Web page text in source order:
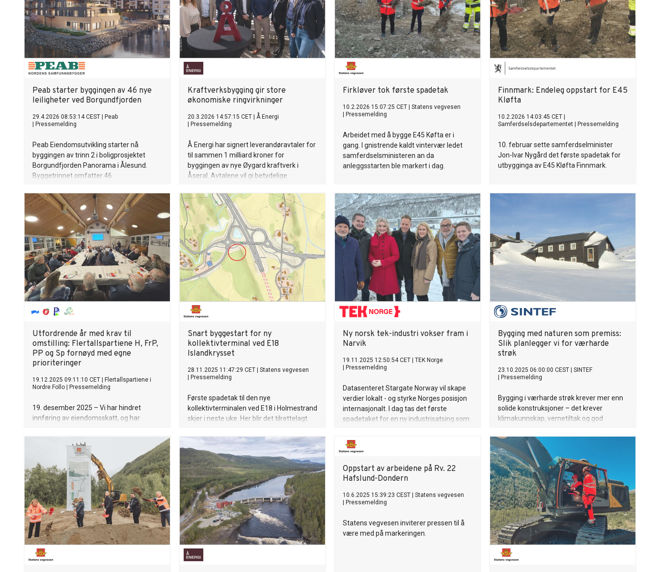
Peab starter byggingen av 46 nye
leiligheter ved Borgundfjorden
29.4.2026 08:53:14 CEST
Peab
Pressemelding
Peab Eiendomsutvikling starter nå
byggingen av trinn 2 i boligprosjektet
Borgundfjorden Panorama i Ålesund.
Byggetrinnet omfatter 46
sjøkanten og utsikt mot Sunnmørsalpene.
Kraftverksbygging gir store
økonomiske ringvirkninger
20.3.2026 14:57:15 CET
Å Energi
Pressemelding
Å Energi har signert leverandøravtaler for
til sammen 1 milliard kroner for
byggingen av nye Øygard kraftverk i
Åseral. Avtalene vil gi betydelige
nasjonalt i byggeperioden frem til 2029.
Firkløver tok første spadetak
10.2.2026 15:07:25 CET
Statens vegvesen
Pressemelding
Arbeidet med å bygge E45 Køfta er i
gang. I gnistrende kaldt vintervær ledet
samferdselsministeren an da
anleggsstarten ble markert i dag.
Finnmark: Endeleg oppstart for E45
Kløfta
10.2.2026 14:03:45 CET
Samferdselsdepartementet
Pressemelding
10. februar sette samferdselminister
Jon-Ivar Nygård det første spadetak for
utbygginga av E45 Kløfta Finnmark.
Utfordrende år med krav til
omstilling: Flertallspartiene H, FrP,
PP og Sp fornøyd med egne
prioriteringer
19.12.2025 09:11:10 CET
Flertallspartiene i
Nordre Follo
Pressemelding
19. desember 2025 – Vi har hindret
innføring av eiendomsskatt, og har
mener vi har prioritert godt, sier ordfører
Cecilie Pind i Høyre. - Vår oppgave som
politikere er å gjøre det fornuftige
valgene, og den oppgaven har vi
tatt seriøst, sier Cecilie Pind som nå
gleder seg til jule- og nyttårshøytiden.
Snart byggestart for ny
kollektivterminal ved E18
Islandkrysset
28.11.2025 11:47:29 CET
Statens vegvesen
Pressemelding
Første spadetak til den nye
kollektivterminalen ved E18 i Holmestrand
skjer i neste uke. Her blir det tilrettelagt
Ny norsk tek-industri vokser fram i
Narvik
19.11.2025 12:50:54 CET
TEK Norge
Pressemelding
Datasenteret Stargate Norway vil skape
verdier lokalt - og styrke Norges posisjon
internasjonalt. I dag tas det første
spadetaket for en ny industrisatsing som
intelligens og digital infrastruktur.
Bygging med naturen som premiss:
Slik planlegger vi for værharde
strøk
23.10.2025 06:00:00 CEST
SINTEF
Pressemelding
Bygging i værharde strøk krever mer enn
solide konstruksjoner – det krever
klimakunnskap, vernetiltak og god
verktøyene du trenger.
Oppstart av arbeidene på Rv. 22
Hafslund-Dondern
10.6.2025 15:39:23 CEST
Statens vegvesen
Pressemelding
Statens vegvesen inviterer pressen til å
være med på markeringen.